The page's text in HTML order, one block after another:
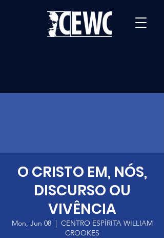
O CRISTO EM, NÓS,
DISCURSO OU
VIVÊNCIA
Mon, Jun 08
  |
CENTRO ESPÍRITA WILLIAM
CROOKES